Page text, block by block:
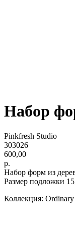
Набор
Pinkfresh Studio
303026
600,00
р.
Набор форм из
Размер подложки
Коллекция: Ordinary